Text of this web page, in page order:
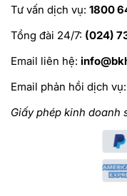
Tư vấn dịch vụ: 1800
Tổng đài 24/7: (024)
Email liên hệ:
Email phản hồi dịch vụ:
Giấy phép kinh doanh